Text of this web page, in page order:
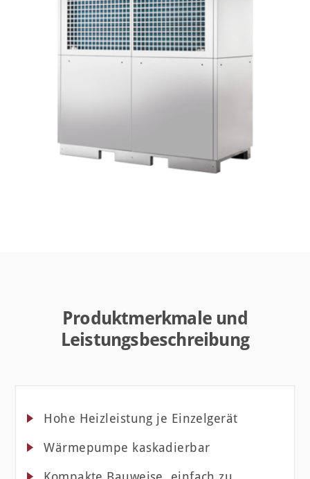
Produktmerkmale und
Leistungsbeschreibung
Hohe Heizleistung je Einzelgerät
Wärmepumpe kaskadierbar